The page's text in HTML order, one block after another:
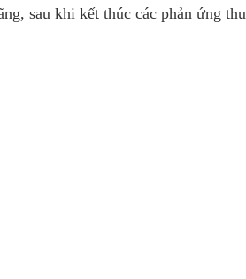
sau khi kết thúc các phản ứng